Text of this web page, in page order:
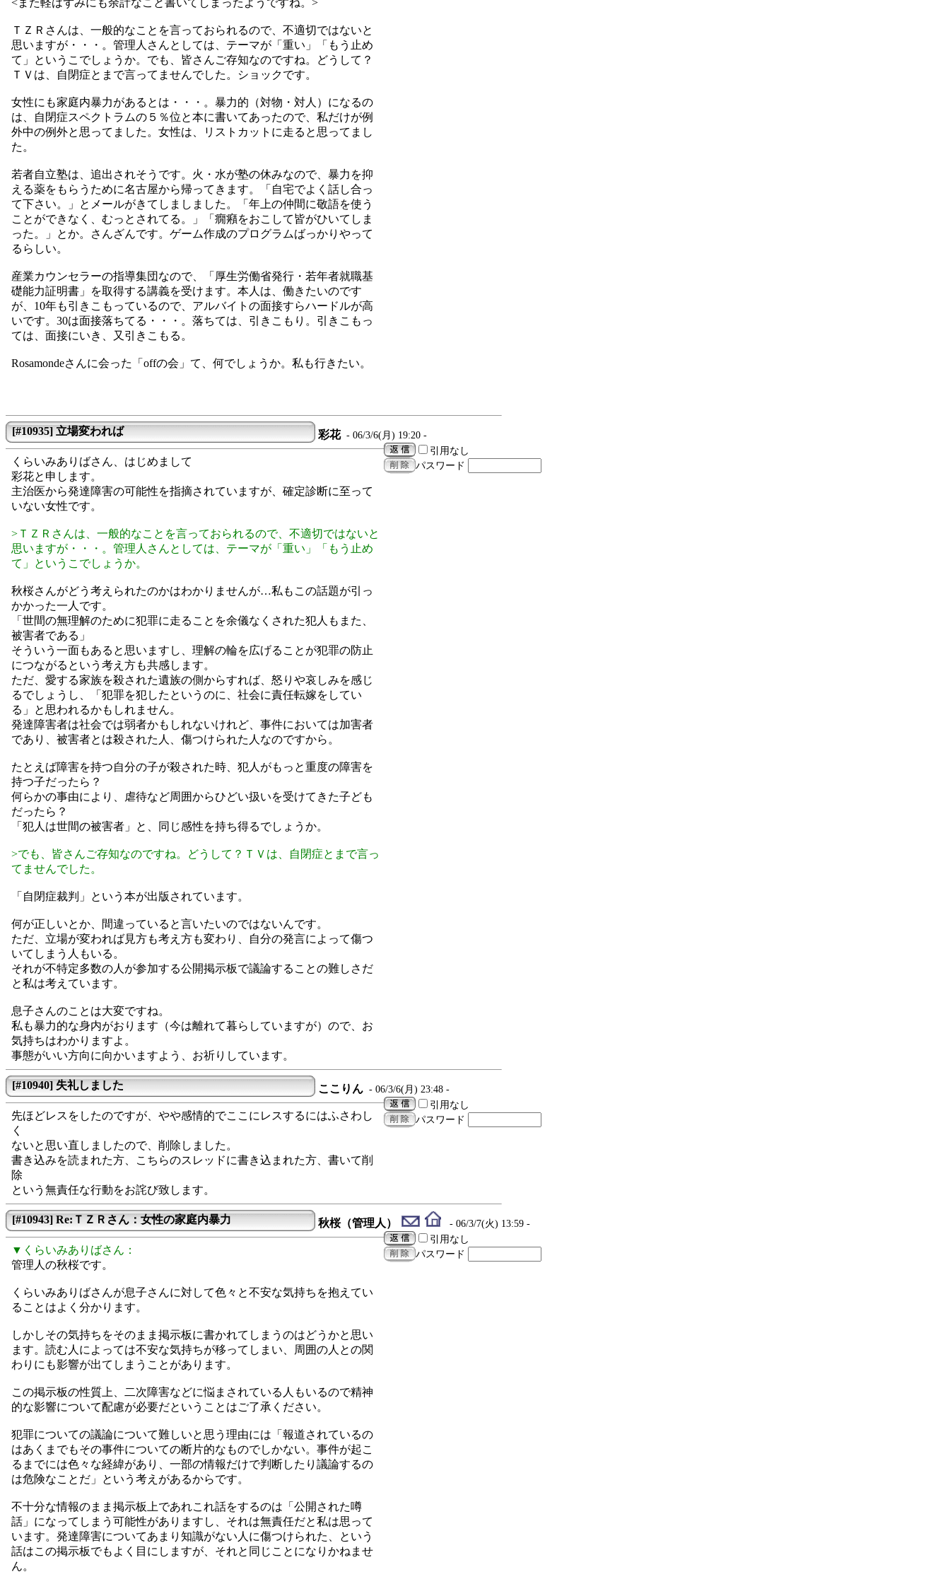
<また軽はずみにも余計なこと書いてしまったようですね。>
ＴＺＲさんは、一般的なことを言っておられるので、不適切ではないと
思いますが・・・。管理人さんとしては、テーマが「重い」「もう止め
て」というこでしょうか。でも、皆さんご存知なのですね。どうして？
ＴＶは、自閉症とまで言ってませんでした。ショックです。
女性にも家庭内暴力があるとは・・・。暴力的（対物・対人）になるの
は、自閉症スペクトラムの５％位と本に書いてあったので、私だけが例
外中の例外と思ってました。女性は、リストカットに走ると思ってまし
た。
若者自立塾は、追出されそうです。火・水が塾の休みなので、暴力を抑
える薬をもらうために名古屋から帰ってきます。「自宅でよく話し合っ
て下さい。」とメールがきてしましました。「年上の仲間に敬語を使う
ことができなく、むっとされてる。」「癇癪をおこして皆がひいてしま
った。」とか。さんざんです。ゲーム作成のプログラムばっかりやって
るらしい。
産業カウンセラーの指導集団なので、「厚生労働省発行・若年者就職基
礎能力証明書」を取得する講義を受けます。本人は、働きたいのです
が、10年も引きこもっているので、アルバイトの面接すらハードルが高
いです。30は面接落ちてる・・・。落ちては、引きこもり。引きこもっ
ては、面接にいき、又引きこもる。
Rosamondeさんに会った「offの会」て、何でしょうか。私も行きたい。
[#10935] 立場変われば 彩花 - 06/3/6(月) 19:20 -
引用なし
パスワード
くらいみありばさん、はじめまして
彩花と申します。
主治医から発達障害の可能性を指摘されていますが、確定診断に至って
いない女性です。
>ＴＺＲさんは、一般的なことを言っておられるので、不適切ではないと
思いますが・・・。管理人さんとしては、テーマが「重い」「もう止め
て」というこでしょうか。
秋桜さんがどう考えられたのかはわかりませんが…私もこの話題が引っ
かかった一人です。
「世間の無理解のために犯罪に走ることを余儀なくされた犯人もまた、
被害者である」
そういう一面もあると思いますし、理解の輪を広げることが犯罪の防止
につながるという考え方も共感します。
ただ、愛する家族を殺された遺族の側からすれば、怒りや哀しみを感じ
るでしょうし、「犯罪を犯したというのに、社会に責任転嫁をしてい
る」と思われるかもしれません。
発達障害者は社会では弱者かもしれないけれど、事件においては加害者
であり、被害者とは殺された人、傷つけられた人なのですから。
たとえば障害を持つ自分の子が殺された時、犯人がもっと重度の障害を
持つ子だったら？
何らかの事由により、虐待など周囲からひどい扱いを受けてきた子ども
だったら？
「犯人は世間の被害者」と、同じ感性を持ち得るでしょうか。
>でも、皆さんご存知なのですね。どうして？ＴＶは、自閉症とまで言っ
てませんでした。
「自閉症裁判」という本が出版されています。
何が正しいとか、間違っていると言いたいのではないんです。
ただ、立場が変われば見方も考え方も変わり、自分の発言によって傷つ
いてしまう人もいる。
それが不特定多数の人が参加する公開掲示板で議論することの難しさだ
と私は考えています。
息子さんのことは大変ですね。
私も暴力的な身内がおります（今は離れて暮らしていますが）ので、お
気持ちはわかりますよ。
事態がいい方向に向かいますよう、お祈りしています。
[#10940] 失礼しました ここりん - 06/3/6(月) 23:48 -
引用なし
パスワード
先ほどレスをしたのですが、やや感情的でここにレスするにはふさわし
く
ないと思い直しましたので、削除しました。
書き込みを読まれた方、こちらのスレッドに書き込まれた方、書いて削
除
という無責任な行動をお詫び致します。
[#10943] Re:ＴＺＲさん：女性の家庭内暴力 秋桜（管理人）
- 06/3/7(火) 13:59 -
引用なし
パスワード
▼くらいみありばさん：
管理人の秋桜です。
くらいみありばさんが息子さんに対して色々と不安な気持ちを抱えてい
ることはよく分かります。
しかしその気持ちをそのまま掲示板に書かれてしまうのはどうかと思い
ます。読む人によっては不安な気持ちが移ってしまい、周囲の人との関
わりにも影響が出てしまうことがあります。
この掲示板の性質上、二次障害などに悩まされている人もいるので精神
的な影響について配慮が必要だということはご了承ください。
犯罪についての議論について難しいと思う理由には「報道されているの
はあくまでもその事件についての断片的なものでしかない。事件が起こ
るまでには色々な経緯があり、一部の情報だけで判断したり議論するの
は危険なことだ」という考えがあるからです。
不十分な情報のまま掲示板上であれこれ話をするのは「公開された噂
話」になってしまう可能性がありますし、それは無責任だと私は思って
います。発達障害についてあまり知識がない人に傷つけられた、という
話はこの掲示板でもよく目にしますが、それと同じことになりかねませ
ん。